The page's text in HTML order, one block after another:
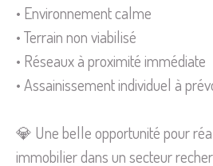
• Environnement calme
• Terrain non viabilisé
• Réseaux à proximité immédiate
• Assainissement individuel à
💎 Une belle opportunité pour
immobilier dans un secteur